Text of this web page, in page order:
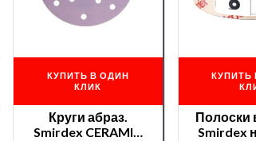
КУПИТЬ В ОДИН
КЛИК
Круги абраз.
Smirdex CERAMIC
КУПИТЬ
Полоски
Smirdex